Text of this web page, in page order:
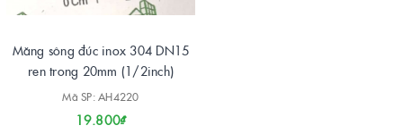
Măng sông đúc inox 304 DN15
ren trong 20mm (1/2inch)
Mã SP: AH4220
19.800₫